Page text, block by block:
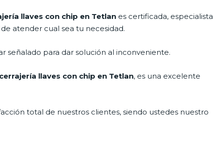
llaves con chip en Tetlan es certificada, especialista
atender cual sea tu necesidad.
señalado para dar solución al inconveniente.
cerrajería llaves con chip en Tetlan, es una excelente
total de nuestros clientes, siendo ustedes nuestro